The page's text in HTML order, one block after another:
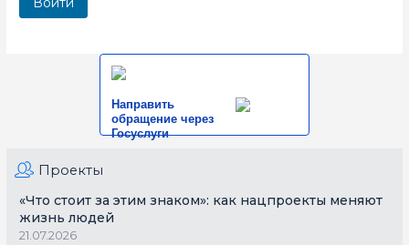
Направить
обращение через
Госуслуги
Проекты
«Что стоит за этим знаком»: как нацпроекты меняют
жизнь людей
21.07.2026